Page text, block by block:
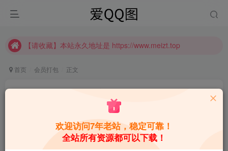
【请收藏】本站永久地址是 https://www.meizt.top
【请收藏】本站永久地址是 https://www.meizt.top
首页 会员打包 正文
Xiuren秀人旗下《尤蜜荟》全套合集 [随官方更新]
3个月前更新
0
欢迎访问7年老站，稳定可靠！
全站所有资源都可以下载！